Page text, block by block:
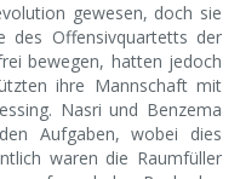
gewesen, doch sie
des Offensivquartetts der
bewegen, hatten jedoch
ihre Mannschaft mit
Nasri und Benzema
Aufgaben, wobei dies
waren die Raumfüller